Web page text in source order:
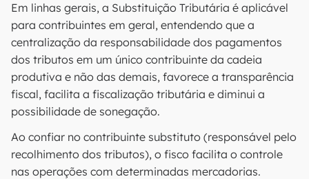
Em linhas gerais, a Substituição Tributária é aplicável
para contribuintes em geral, entendendo que a
centralização da responsabilidade dos pagamentos
dos tributos em um único contribuinte da cadeia
produtiva e não das demais, favorece a transparência
fiscal, facilita a fiscalização tributária e diminui a
possibilidade de sonegação.
Ao confiar no contribuinte substituto (responsável pelo
recolhimento dos tributos), o fisco facilita o controle
nas operações com determinadas mercadorias.